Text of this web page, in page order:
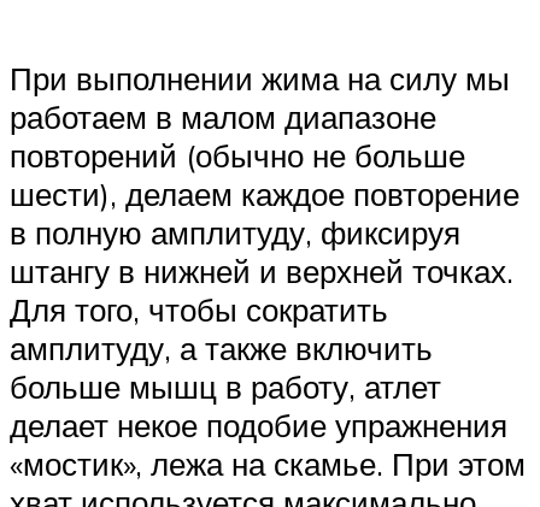
При выполнении жима на силу мы
работаем в малом диапазоне
повторений (обычно не больше
шести), делаем каждое повторение
в полную амплитуду, фиксируя
штангу в нижней и верхней точках.
Для того, чтобы сократить
амплитуду, а также включить
больше мышц в работу, атлет
делает некое подобие упражнения
«мостик», лежа на скамье. При этом